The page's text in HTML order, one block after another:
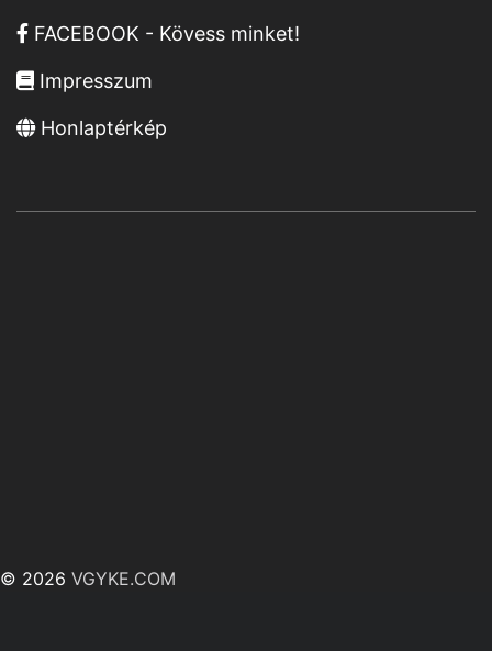
FACEBOOK - Kövess minket!
Impresszum
Honlaptérkép
© 2026 VGYKE.COM